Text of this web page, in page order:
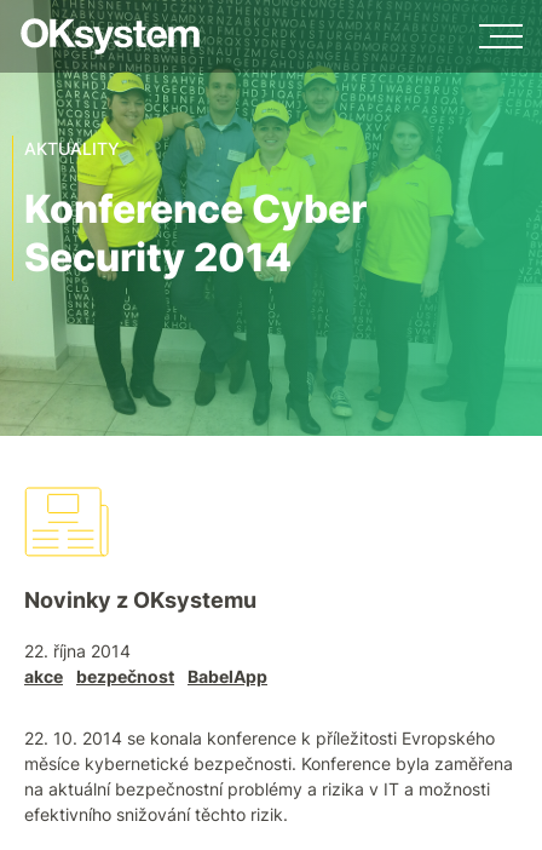
AKTUALITY
Konference Cyber
Security 2014
Novinky z OKsystemu
22. října 2014
akce
bezpečnost BabelApp
22. 10. 2014 se konala konference k příležitosti Evropského
měsíce kybernetické bezpečnosti. Konference byla zaměřena
na aktuální bezpečnostní problémy a rizika v IT a možnosti
efektivního snižování těchto rizik.